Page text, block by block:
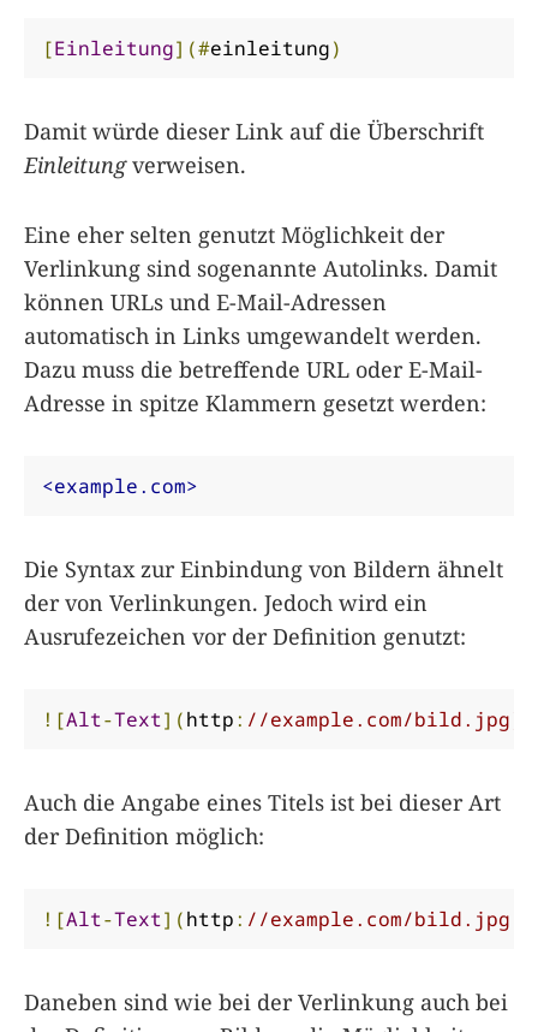
[Einleitung](#einleitung)
Damit würde dieser Link auf die Überschrift
Einleitungverweisen.
Eine eher selten genutzt Möglichkeit der
Verlinkung sind sogenannte Autolinks. Damit
können URLs und E-Mail-Adressen
automatisch in Links umgewandelt werden.
Dazu muss die betreffende URL oder E-Mail-
Adresse in spitze Klammern gesetzt werden:
<example.com>
Die Syntax zur Einbindung von Bildern ähnelt
der von Verlinkungen. Jedoch wird ein
Ausrufezeichen vor der Definition genutzt:
![Alt-Text](http: //example.com/bild.jpg)
Auch die Angabe eines Titels ist bei dieser Art
der Definition möglich:
![Alt-Text](http: //example.com/bild.jpg
Daneben sind wie bei der Verlinkung auch bei